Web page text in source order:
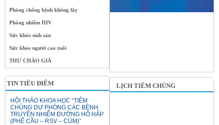
Phòng chống bệnh không lây
Phòng nhiễm HIV
Sức khỏe sinh sản
Sức khỏe người cao tuổi
THƯ CHÀO GIÁ
TIN TIÊU ĐIỂM
HỘI THẢO KHOA HỌC “TIÊM
CHỦNG DỰ PHÒNG CÁC BỆNH
TRUYỀN NHIỄM ĐƯỜNG HÔ HẤP
(PHẾ CẦU – RSV – CÚM)”
LỊCH TIÊM CHỦNG